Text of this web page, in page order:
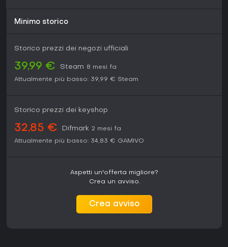
Minimo storico
Storico prezzi dei negozi ufficiali
39,99 € Steam 8 mesi fa
Attualmente più basso: 39,99 € Steam
Storico prezzi dei keyshop
32,85 € Difmark 2 mesi fa
Attualmente più basso: 34,83 € GAMIVO
Aspetti un'offerta migliore?
Crea un avviso.
Crea avviso